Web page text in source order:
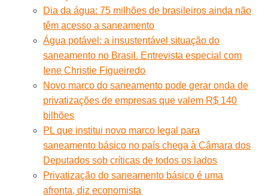
Dia da água: 75 milhões de brasileiros ainda não
têm acesso a saneamento
Água potável: a insustentável situação do
saneamento no Brasil. Entrevista especial com
Iene Christie Figueiredo
Novo marco do saneamento pode gerar onda de
privatizações de empresas que valem R$ 140
bilhões
PL que institui novo marco legal para
saneamento básico no país chega à Câmara dos
Deputados sob críticas de todos os lados
Privatização do saneamento básico é uma
afronta, diz economista